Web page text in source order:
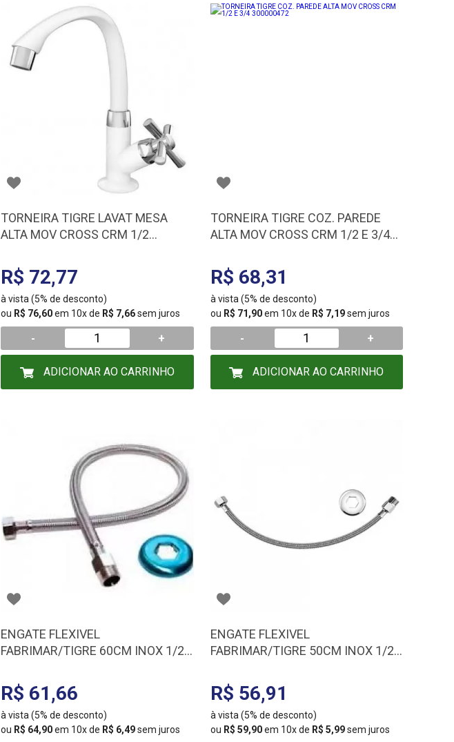
TORNEIRA TIGRE LAVAT MESA
ALTA MOV CROSS CRM 1/2
R$ 72,77
à vista (5% de desconto)
ou R$ 76,60em 10x de R$ 7,66sem juros
- +
ADICIONAR AO CARRINHO
TORNEIRA TIGRE COZ. PAREDE
ALTA MOV CROSS CRM 1/2 E 3/4
R$ 68,31
à vista (5% de desconto)
ou R$ 71,90em 10x de R$ 7,19sem juros
- +
ADICIONAR AO CARRINHO
ENGATE FLEXIVEL
FABRIMAR/TIGRE 60CM INOX 1/2
R$ 61,66
à vista (5% de desconto)
ou R$ 64,90em 10x de R$ 6,49sem juros
ENGATE FLEXIVEL
FABRIMAR/TIGRE 50CM INOX 1/2
R$ 56,91
à vista (5% de desconto)
ou R$ 59,90em 10x de R$ 5,99sem juros